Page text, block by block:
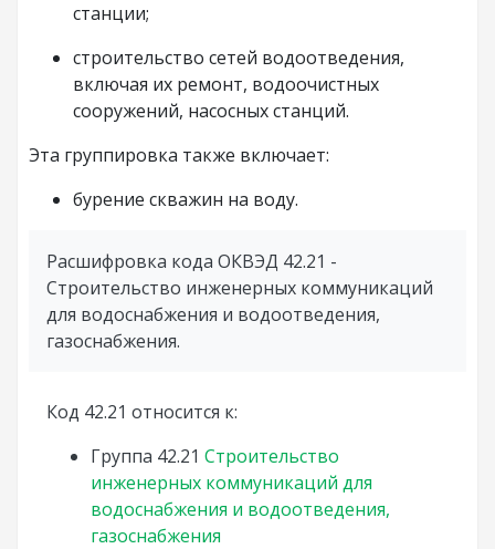
станции;
строительство сетей водоотведения,
включая их ремонт, водоочистных
сооружений, насосных станций.
Эта группировка также включает:
бурение скважин на воду.
Расшифровка кода ОКВЭД 42.21 -
Строительство инженерных коммуникаций
для водоснабжения и водоотведения,
газоснабжения.
Код 42.21 относится к:
Группа 42.21 Строительство
инженерных коммуникаций для
водоснабжения и водоотведения,
газоснабжения